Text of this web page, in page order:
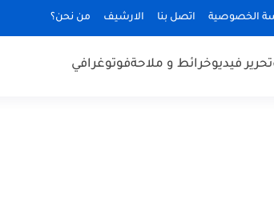
الخصوصية اتصل بنا الارشيف من نحن؟
تحرير فيديوخرائط و ملاحةفوتوغرافي